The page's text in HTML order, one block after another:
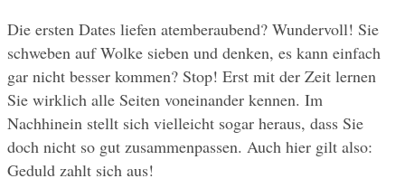
Die ersten Dates liefen atemberaubend? Wundervoll! Sie
schweben auf Wolke sieben und denken, es kann einfach
gar nicht besser kommen? Stop! Erst mit der Zeit lernen
Sie wirklich alle Seiten voneinander kennen. Im
Nachhinein stellt sich vielleicht sogar heraus, dass Sie
doch nicht so gut zusammenpassen. Auch hier gilt also:
Geduld zahlt sich aus!